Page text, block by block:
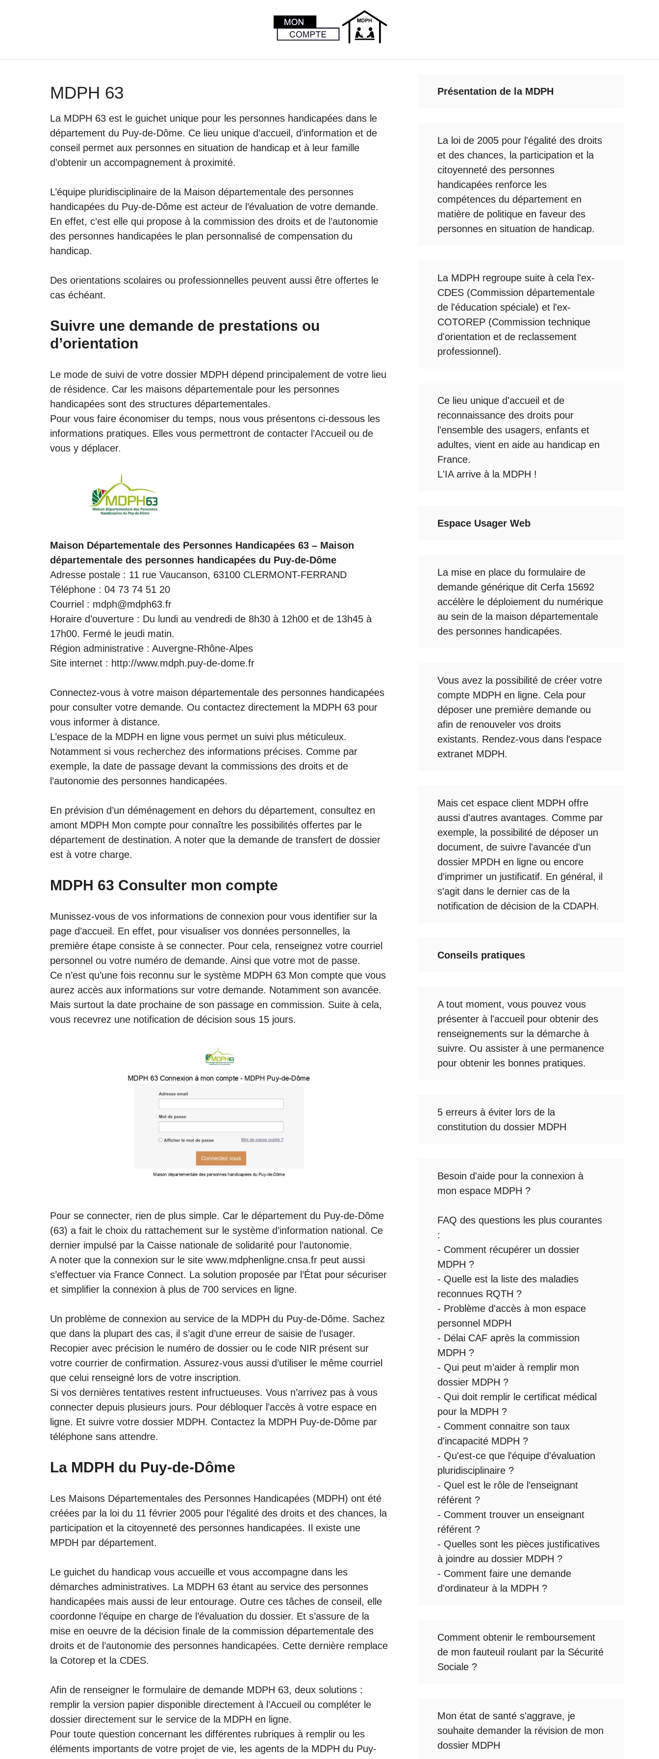
MDPH 63
La MDPH 63 est le guichet unique pour les personnes handicapées dans le
département du Puy-de-Dôme. Ce lieu unique d’accueil, d’information et de
conseil permet aux personnes en situation de handicap et à leur famille
d’obtenir un accompagnement à proximité.
L’équipe pluridisciplinaire de la Maison départementale des personnes
handicapées du Puy-de-Dôme est acteur de l’évaluation de votre demande.
En effet, c’est elle qui propose à la commission des droits et de l’autonomie
des personnes handicapées le plan personnalisé de compensation du
handicap.
Des orientations scolaires ou professionnelles peuvent aussi être offertes le
cas échéant.
Suivre une demande de prestations ou
d’orientation
Le mode de suivi de votre dossier MDPH dépend principalement de votre lieu
de résidence. Car les maisons départementale pour les personnes
handicapées sont des structures départementales.
Pour vous faire économiser du temps, nous vous présentons ci-dessous les
informations pratiques. Elles vous permettront de contacter l’Accueil ou de
vous y déplacer.
Maison Départementale des Personnes Handicapées 63 – Maison
départementale des personnes handicapées du Puy-de-Dôme
Adresse postale : 11 rue Vaucanson, 63100 CLERMONT-FERRAND
Téléphone : 04 73 74 51 20
Courriel : mdph@mdph63.fr
Horaire d’ouverture : Du lundi au vendredi de 8h30 à 12h00 et de 13h45 à
17h00. Fermé le jeudi matin.
Région administrative : Auvergne-Rhône-Alpes
Site internet : http://www.mdph.puy-de-dome.fr
Connectez-vous à votre maison départementale des personnes handicapées
pour consulter votre demande. Ou contactez directement la MDPH 63 pour
vous informer à distance.
L’espace de la MDPH en ligne vous permet un suivi plus méticuleux.
Notamment si vous recherchez des informations précises. Comme par
exemple, la date de passage devant la commissions des droits et de
l’autonomie des personnes handicapées.
En prévision d’un déménagement en dehors du département, consultez en
amont MDPH Mon compte pour connaître les possibilités offertes par le
département de destination. A noter que la demande de transfert de dossier
est à votre charge.
MDPH 63 Consulter mon compte
Munissez-vous de vos informations de connexion pour vous identifier sur la
page d’accueil. En effet, pour visualiser vos données personnelles, la
première étape consiste à se connecter. Pour cela, renseignez votre courriel
personnel ou votre numéro de demande. Ainsi que votre mot de passe.
Ce n’est qu’une fois reconnu sur le système MDPH 63 Mon compte que vous
aurez accès aux informations sur votre demande. Notamment son avancée.
Mais surtout la date prochaine de son passage en commission. Suite à cela,
vous recevrez une notification de décision sous 15 jours.
Pour se connecter, rien de plus simple. Car le département du Puy-de-Dôme
(63) a fait le choix du rattachement sur le système d’information national. Ce
dernier impulsé par la Caisse nationale de solidarité pour l’autonomie.
A noter que la connexion sur le site www.mdphenligne.cnsa.fr peut aussi
s’effectuer via France Connect. La solution proposée par l’État pour sécuriser
et simplifier la connexion à plus de 700 services en ligne.
Un problème de connexion au service de la MDPH du Puy-de-Dôme. Sachez
que dans la plupart des cas, il s’agit d’une erreur de saisie de l’usager.
Recopier avec précision le numéro de dossier ou le code NIR présent sur
votre courrier de confirmation. Assurez-vous aussi d’utiliser le même courriel
que celui renseigné lors de votre inscription.
Si vos dernières tentatives restent infructueuses. Vous n’arrivez pas à vous
connecter depuis plusieurs jours. Pour débloquer l’accès à votre espace en
ligne. Et suivre votre dossier MDPH. Contactez la MDPH Puy-de-Dôme par
téléphone sans attendre.
La MDPH du Puy-de-Dôme
Les Maisons Départementales des Personnes Handicapées (MDPH) ont été
créées par la loi du 11 février 2005 pour l’égalité des droits et des chances, la
participation et la citoyenneté des personnes handicapées. Il existe une
MPDH par département.
Le guichet du handicap vous accueille et vous accompagne dans les
démarches administratives. La MDPH 63 étant au service des personnes
handicapées mais aussi de leur entourage. Outre ces tâches de conseil, elle
coordonne l’équipe en charge de l’évaluation du dossier. Et s’assure de la
mise en oeuvre de la décision finale de la commission départementale des
droits et de l’autonomie des personnes handicapées. Cette dernière remplace
la Cotorep et la CDES.
Afin de renseigner le formulaire de demande MDPH 63, deux solutions :
remplir la version papier disponible directement à l’Accueil ou compléter le
dossier directement sur le service de la MDPH en ligne.
Pour toute question concernant les différentes rubriques à remplir ou les
éléments importants de votre projet de vie, les agents de la MDPH du Puy-
Présentation de la MDPH
La loi de 2005 pour l'égalité des droits
et des chances, la participation et la
citoyenneté des personnes
handicapées renforce les
compétences du département en
matière de politique en faveur des
personnes en situation de handicap.
La MDPH regroupe suite à cela l'ex-
CDES (Commission départementale
de l'éducation spéciale) et l'ex-
COTOREP (Commission technique
d'orientation et de reclassement
professionnel).
Ce lieu unique d'accueil et de
reconnaissance des droits pour
l'ensemble des usagers, enfants et
adultes, vient en aide au handicap en
France.
L'IA arrive à la MDPH !
Espace Usager Web
La mise en place du formulaire de
demande générique dit Cerfa 15692
accélère le déploiement du numérique
au sein de la maison départementale
des personnes handicapées.
Vous avez la possibilité de créer votre
compte MDPH en ligne. Cela pour
déposer une première demande ou
afin de renouveler vos droits
existants. Rendez-vous dans l'espace
extranet MDPH.
Mais cet espace client MDPH offre
aussi d'autres avantages. Comme par
exemple, la possibilité de déposer un
document, de suivre l'avancée d'un
dossier MPDH en ligne ou encore
d'imprimer un justificatif. En général, il
s'agit dans le dernier cas de la
notification de décision de la CDAPH.
Conseils pratiques
A tout moment, vous pouvez vous
présenter à l'accueil pour obtenir des
renseignements sur la démarche à
suivre. Ou assister à une permanence
pour obtenir les bonnes pratiques.
5 erreurs à éviter lors de la
constitution du dossier MDPH
Besoin d'aide pour la connexion à
mon espace MDPH ?
FAQ des questions les plus courantes
:
- Comment récupérer un dossier
MDPH ?
- Quelle est la liste des maladies
reconnues RQTH ?
- Problème d'accès à mon espace
personnel MDPH
- Délai CAF après la commission
MDPH ?
- Qui peut m’aider à remplir mon
dossier MDPH ?
- Qui doit remplir le certificat médical
pour la MDPH ?
- Comment connaitre son taux
d'incapacité MDPH ?
- Qu'est-ce que l'équipe d'évaluation
pluridisciplinaire ?
- Quel est le rôle de l'enseignant
référent ?
- Comment trouver un enseignant
référent ?
- Quelles sont les pièces justificatives
à joindre au dossier MDPH ?
- Comment faire une demande
d'ordinateur à la MDPH ?
Comment obtenir le remboursement
de mon fauteuil roulant par la Sécurité
Sociale ?
Mon état de santé s'aggrave, je
souhaite demander la révision de mon
dossier MDPH